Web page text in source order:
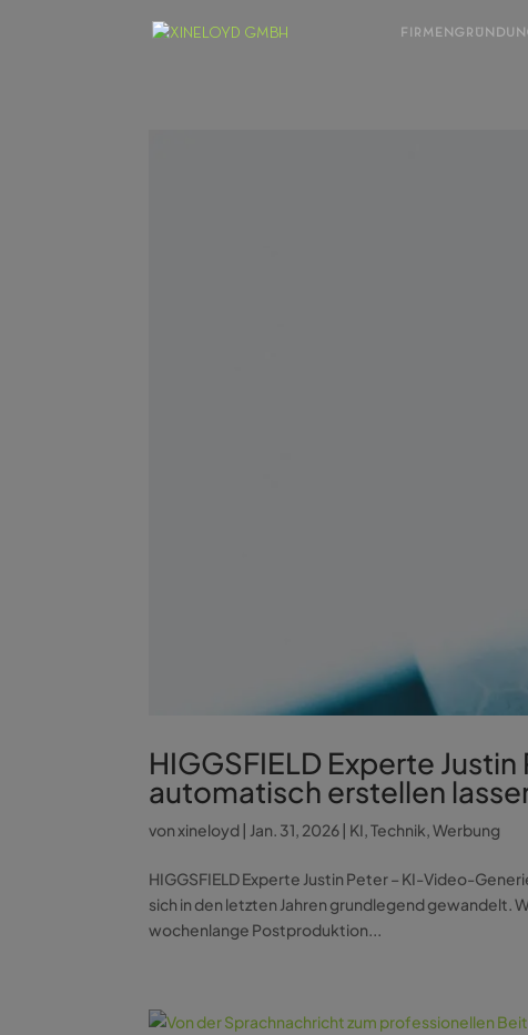
HIGGSFIELD Experte
automatisch erstellen
vonxineloyd| Jan. 31, 2026| KI,Technik,Werbung
HIGGSFIELD Experte Justin Peter – KI-Video-
sich in den letzten Jahren grundlegend
wochenlange Postproduktion...